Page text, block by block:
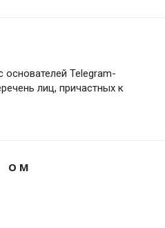
основателей Telegram-
лиц, причастных к
О М